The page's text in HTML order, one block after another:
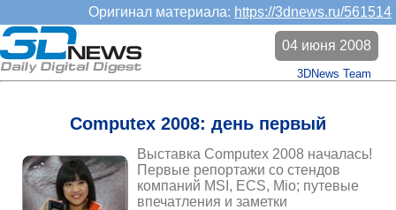
Оригинал материала: https://3dnews.ru/561514
Computex 2008: день первый
Выставка Computex 2008 началась!
Первые репортажи со стендов
компаний MSI, ECS, Mio; путевые
впечатления и заметки
04 июня 2008
3DNews Team